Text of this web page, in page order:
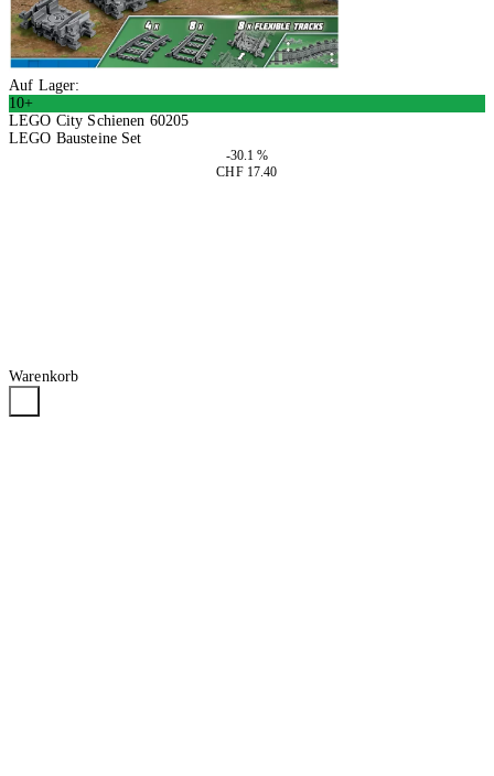
Auf Lager:
10+
LEGO City Schienen 60205
LEGO Bausteine Set
-30.1 %
CHF 17.40
Warenkorb